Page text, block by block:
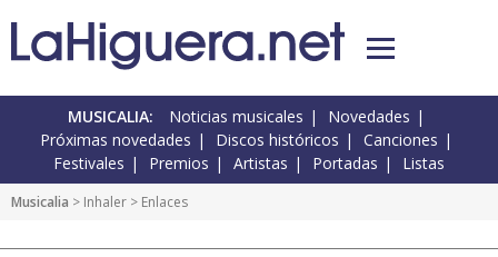
MUSICALIA: Noticias musicales
Novedades
Próximas novedades
Discos históricos
Canciones
Festivales
Premios Artistas Portadas Listas
Musicalia > Inhaler > Enlaces